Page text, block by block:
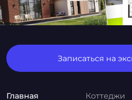
Записаться на
Главная Коттеджи